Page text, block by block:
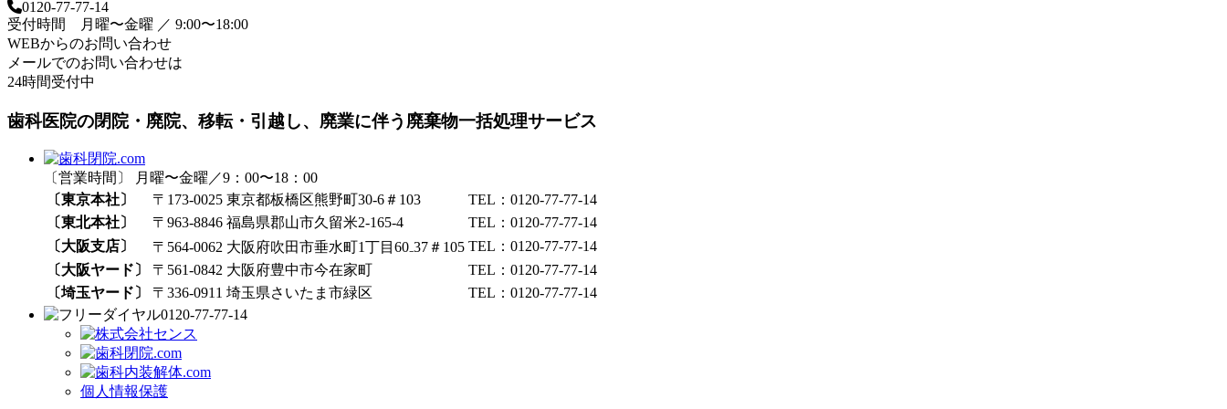
0120-77-77-14
受付時間 月曜〜金曜 ／ 9:00〜18:00
WEBからのお問い合わせ
メールでのお問い合わせは
24時間受付中
歯科医院の閉院・廃院、移転・引越し、廃業に伴う廃棄物一括処理サービス
〔営業時間〕 月曜〜金曜／9：00〜18：00
〔東京本社〕
〒173-0025 東京都板橋区熊野町30-6＃103
TEL：0120-77-77-14
〔東北本社〕
〒963-8846 福島県郡山市久留米2-165-4
TEL：0120-77-77-14
〔大阪支店〕
〒564-0062 大阪府吹田市垂水町1丁目60₋37＃105 TEL：0120-77-77-14
〔大阪ヤード〕
〒561-0842 大阪府豊中市今在家町
TEL：0120-77-77-14
〔埼玉ヤード〕
〒336-0911 埼玉県さいたま市緑区
TEL：0120-77-77-14
0120-77-77-14
個人情報保護